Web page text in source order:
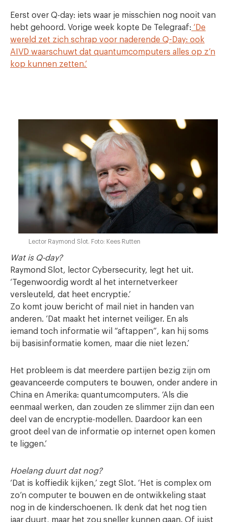
Eerst over Q-day: iets waar je misschien nog nooit van
hebt gehoord. Vorige week kopte De Telegraaf: ‘De
wereld zet zich schrap voor naderende Q-Day: ook
AIVD waarschuwt dat quantumcomputers alles op z’n
kop kunnen zetten.’
Lector Raymond Slot. Foto: Kees Rutten
Wat is Q-day?
Raymond Slot, lector Cybersecurity, legt het uit.
‘Tegenwoordig wordt al het internetverkeer
versleuteld, dat heet encryptie.’
Zo komt jouw bericht of mail niet in handen van
anderen. ‘Dat maakt het internet veiliger. En als
iemand toch informatie wil “aftappen”, kan hij soms
bij basisinformatie komen, maar die niet lezen.’
Het probleem is dat meerdere partijen bezig zijn om
geavanceerde computers te bouwen, onder andere in
China en Amerika: quantumcomputers. ‘Als die
eenmaal werken, dan zouden ze slimmer zijn dan een
deel van de encryptie-modellen. Daardoor kan een
groot deel van de informatie op internet open komen
te liggen.’
Hoelang duurt dat nog?
‘Dat is koffiedik kijken,’ zegt Slot. ‘Het is complex om
zo’n computer te bouwen en de ontwikkeling staat
nog in de kinderschoenen. Ik denk dat het nog tien
jaar duurt, maar het zou sneller kunnen gaan. Of juist